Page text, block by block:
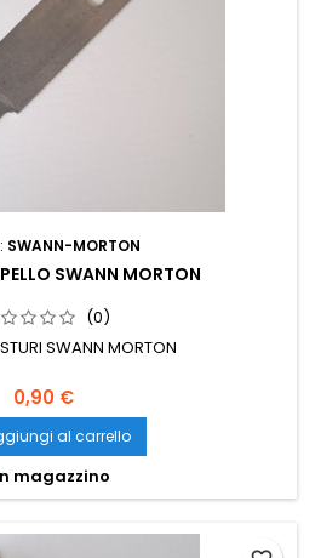
SWANN-MORTON
SWANN MORTON
(0)
SWANN MORTON
0,90 €
al carrello
magazzino